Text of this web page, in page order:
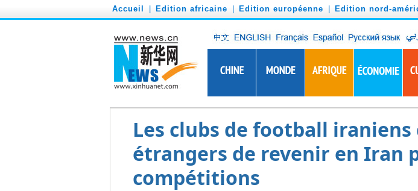
Accueil Edition africaine Edition européenne Edition nord-
Les clubs de football
étrangers de revenir en Iran
compétitions